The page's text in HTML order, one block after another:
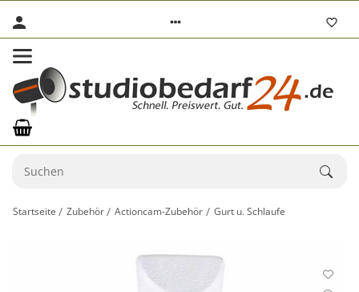
Startseite Zubehör Actioncam-Zubehör Gurt u. Schlaufe